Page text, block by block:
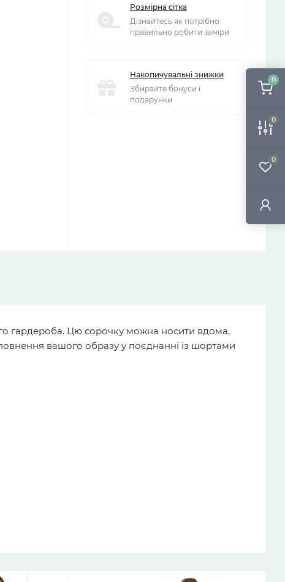
0
0
0
Розмірна сітка
Дізнайтесь як потрібно
правильно робити заміри
Накопичувальні знижки
Збирайте бонуси і
подарунки
гардероба. Цю сорочку можна носити вдома,
вашого образу у поєднанні із шортами